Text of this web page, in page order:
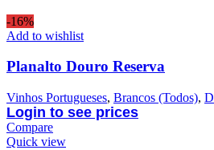
-16%
Add to wishlist
Planalto Douro Reserva
Vinhos Portugueses, Brancos (Todos),
Login to see prices
Compare
Quick view